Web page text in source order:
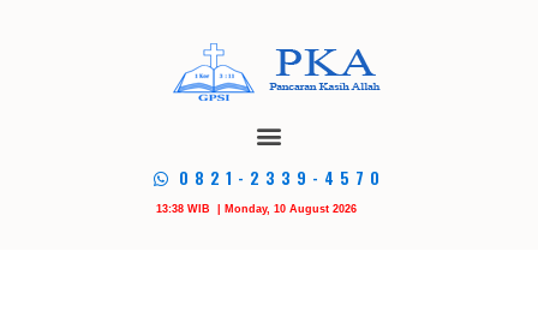
0821-2339-4570
13:38 WIB | Monday, 10 August 2026